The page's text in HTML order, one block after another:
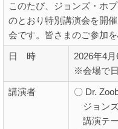
このたび、ジョンズ・ホ
のとおり特別講演会を開
会です。皆さまのご参加
日 時
2026年4
※会場で
講演者
〇 Dr.
ジョン
講演テー